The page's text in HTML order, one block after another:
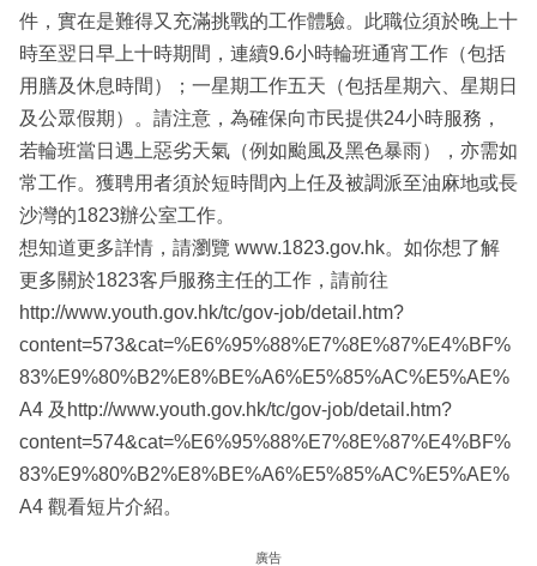
件，實在是難得又充滿挑戰的工作體驗。此職位須於晚上十
時至翌日早上十時期間，連續9.6小時輪班通宵工作（包括
用膳及休息時間）；一星期工作五天（包括星期六、星期日
及公眾假期）。請注意，為確保向市民提供24小時服務，
若輪班當日遇上惡劣天氣（例如颱風及黑色暴雨），亦需如
常工作。獲聘用者須於短時間內上任及被調派至油麻地或長
沙灣的1823辦公室工作。
想知道更多詳情，請瀏覽 www.1823.gov.hk。如你想了解
更多關於1823客戶服務主任的工作，請前往
http://www.youth.gov.hk/tc/gov-job/detail.htm?
content=573&cat=%E6%95%88%E7%8E%87%E4%BF%
83%E9%80%B2%E8%BE%A6%E5%85%AC%E5%AE%
A4 及http://www.youth.gov.hk/tc/gov-job/detail.htm?
content=574&cat=%E6%95%88%E7%8E%87%E4%BF%
83%E9%80%B2%E8%BE%A6%E5%85%AC%E5%AE%
A4 觀看短片介紹。
廣告